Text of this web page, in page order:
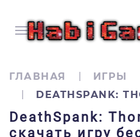
ГЛАВНАЯ
ИГРЫ
DEATHSPANK:
DeathSpank:
скачать игру